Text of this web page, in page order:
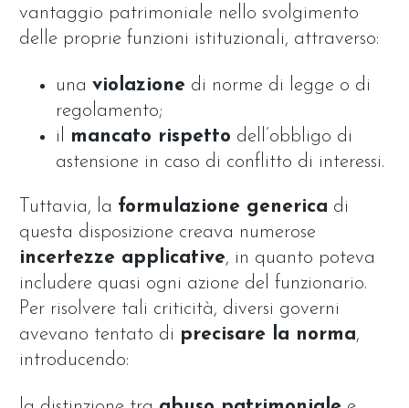
vantaggio patrimoniale nello svolgimento
delle proprie funzioni istituzionali, attraverso:
una violazione di norme di legge o di
regolamento;
il mancato rispetto dell’obbligo di
astensione in caso di conflitto di interessi.
Tuttavia, la formulazione generica di
questa disposizione creava numerose
incertezze applicative, in quanto poteva
includere quasi ogni azione del funzionario.
Per risolvere tali criticità, diversi governi
avevano tentato di precisare la norma,
introducendo: